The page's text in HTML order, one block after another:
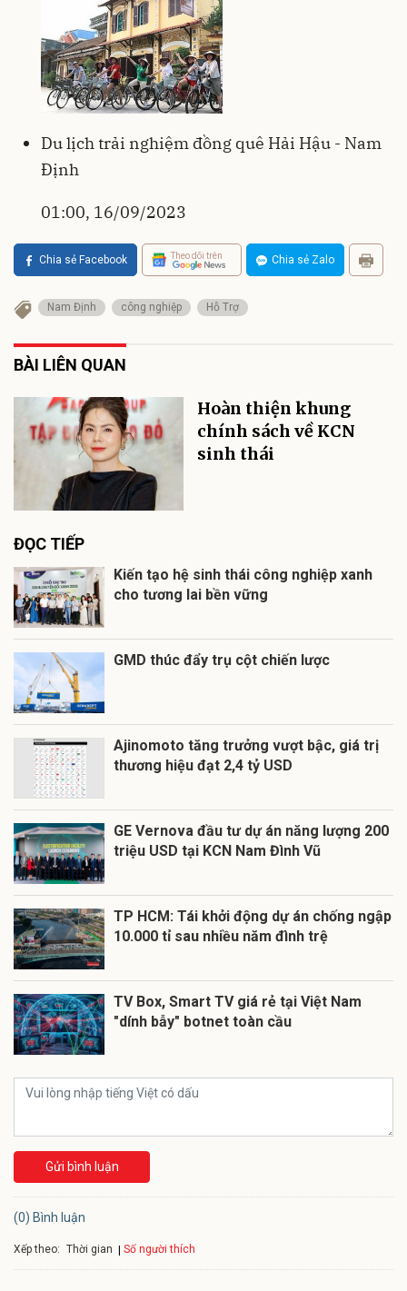
Du lịch trải nghiệm đồng quê Hải Hậu - Nam
Định
01:00, 16/09/2023
Chia sẻ Facebook Theo dõi trên Chia sẻ Zalo
Nam Định công nghiệp Hỗ Trợ
BÀI LIÊN QUAN
Hoàn thiện khung
chính sách về KCN
sinh thái
ĐỌC TIẾP
Kiến tạo hệ sinh thái công nghiệp xanh
cho tương lai bền vững
GMD thúc đẩy trụ cột chiến lược
Ajinomoto tăng trưởng vượt bậc, giá trị
thương hiệu đạt 2,4 tỷ USD
GE Vernova đầu tư dự án năng lượng 200
triệu USD tại KCN Nam Đình Vũ
TP HCM: Tái khởi động dự án chống ngập
10.000 tỉ sau nhiều năm đình trệ
TV Box, Smart TV giá rẻ tại Việt Nam
"dính bẫy" botnet toàn cầu
Gửi bình luận
(0) Bình luận
Xếp theo: Thời gian Số người thích